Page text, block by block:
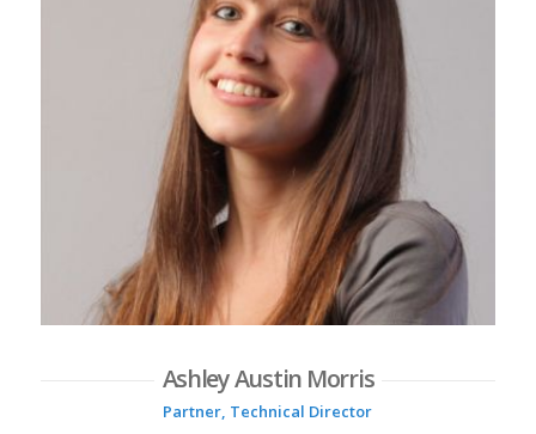
Ashley Austin Morris
Partner, Technical Director